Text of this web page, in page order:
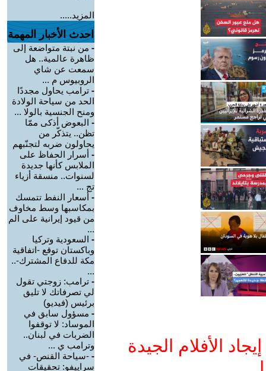
الأفلام الجيدة
المزيد.....
احدث الأخبار المهمة
- من نبتة متواضعة إلى
ظاهرة عالمية.. هل
سمعت عن شاي
الروبيوس م ...
- ترامب يحاول مجددًا
الحد من سياحة الولادة
ومنح الجنسية بالولا ...
- البعوض أذكى ممّا
تظن.. يتذكّر من
يحاولون ضربه لتجنّبهم
- أسرار الحفاظ على
الملابس كأنها جديدة
لسنوات.. منسقة أزياء
تج ...
- أسعار النفط تتمسك
بمكاسبها وسط مخاوف
من قيود إيرانية على الم
...
- السعودية وتركيا
وباكستان توقع -اتفاقية
مكة للدفاع المشترك-..
...
- ترامب: زوجتي تقول
لي تصرفاتك لا تليق
برئيس (فيديو)
- مسؤول سابق في
الموساد: لا توقفوا
الضربات في لبنان..
وترامب ي ...
- -سياحة القنص- في
سراييفو: تحقيقات